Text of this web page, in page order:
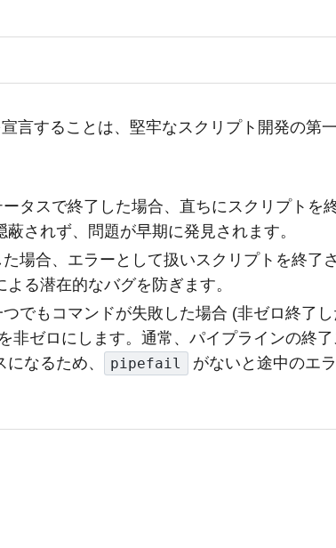
宣言することは、堅牢なスクリプト開発の第
タスで終了した場合、直ちにスクリプトを
されず、問題が早期に発見されます。
場合、エラーとして扱いスクリプトを終了
る潜在的なバグを防ぎます。
でもコマンドが失敗した場合 (非ゼロ終了
非ゼロにします。通常、パイプラインの終了
なるため、
pipefail
がないと途中のエ